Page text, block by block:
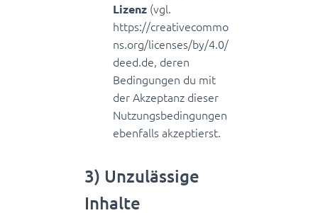
Lizenz (vgl.
https://creativecommo
ns.org/licenses/by/4.0/
deed.de, deren
Bedingungen du mit
der Akzeptanz dieser
Nutzungsbedingungen
ebenfalls akzeptierst.
3) Unzulässige
Inhalte